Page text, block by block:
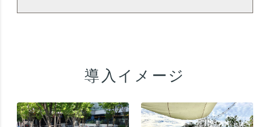
導入イメージ